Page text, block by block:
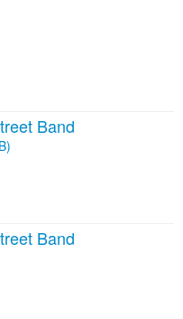
Band
Band